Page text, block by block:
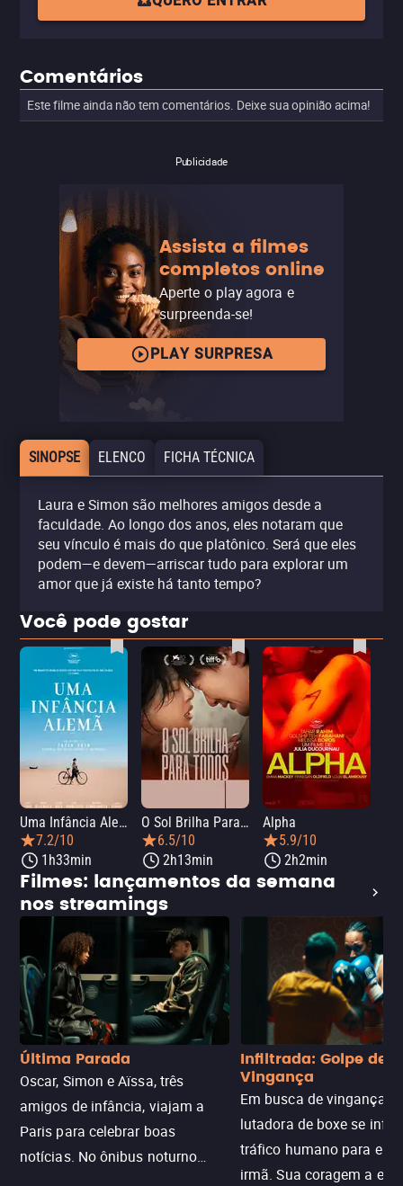
Comentários
Este filme ainda não tem comentários. Deixe sua opinião acima!
Publicidade
Assista a filmes
completos online
Aperte o play agora e
surpreenda-se!
PLAY SURPRESA
SINOPSE ELENCO FICHA TÉCNICA
Laura e Simon são melhores amigos desde a
faculdade. Ao longo dos anos, eles notaram que
seu vínculo é mais do que platônico. Será que eles
podem—e devem—arriscar tudo para explorar um
amor que já existe há tanto tempo?
Você pode gostar
Uma Infância Alemã
7.2/10
1h33min
O Sol Brilha Para Todos
6.5/10
2h13min
Alpha
5.9/10
2h2min
Filmes: lançamentos da semana
nos streamings
Última Parada
Oscar, Simon e Aïssa, três
amigos de infância, viajam a
Paris para celebrar boas
notícias. No ônibus noturno
Infiltrada: Golpe de
Vingança
Em busca de vingança,
lutadora de boxe se
tráfico humano para
irmã. Sua coragem a